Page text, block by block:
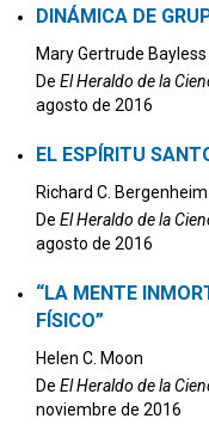
DINÁMICA DE
Mary Gertrude Bayless
De El Heraldo de la
agosto de 2016
EL ESPÍRITU
Richard C. Bergenheim
De El Heraldo de la
agosto de 2016
“LA MENTE
FÍSICO”
Helen C. Moon
De El Heraldo de la
noviembre de 2016